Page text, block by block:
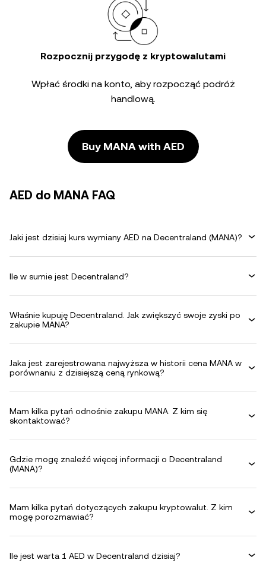
Rozpocznij przygodę z kryptowalutami
Wpłać środki na konto, aby rozpocząć podróż
handlową.
Buy MANA with AED
AED do MANA FAQ
Jaki jest dzisiaj kurs wymiany AED na Decentraland (MANA)?
Ile w sumie jest Decentraland?
Właśnie kupuję Decentraland. Jak zwiększyć swoje zyski po
zakupie MANA?
Jaka jest zarejestrowana najwyższa w historii cena MANA w
porównaniu z dzisiejszą ceną rynkową?
Mam kilka pytań odnośnie zakupu MANA. Z kim się
skontaktować?
Gdzie mogę znaleźć więcej informacji o Decentraland
(MANA)?
Mam kilka pytań dotyczących zakupu kryptowalut. Z kim
mogę porozmawiać?
Ile jest warta 1 AED w Decentraland dzisiaj?